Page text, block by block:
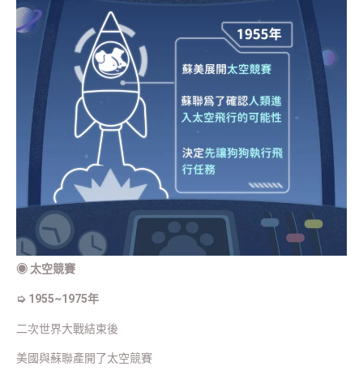
◉ 太空競賽
➭ 1955~1975年
二次世界大戰結束後
美國與蘇聯產開了太空競賽